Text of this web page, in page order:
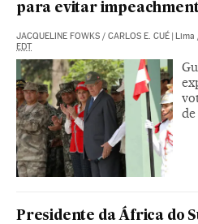
para evitar
JACQUELINE FOWKS / CARLOS E. CUÉ | Lima
EDT
Presidente da África do